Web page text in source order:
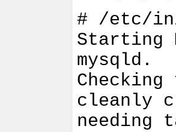
# /etc/
Starting
mysqld.
cleanly
needing